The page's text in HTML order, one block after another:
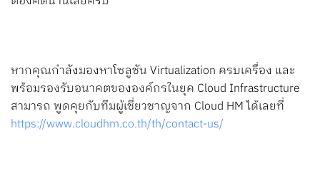
หากคุณกำลังมองหาโซลูชัน Virtualization ครบเครื่อง และ
พร้อมรองรับอนาคตขององค์กรในยุค Cloud Infrastructure
สามารถ พูดคุยกับทีมผู้เชี่ยวชาญจาก Cloud HM ได้เลยที่
https://www.cloudhm.co.th/th/contact-us/